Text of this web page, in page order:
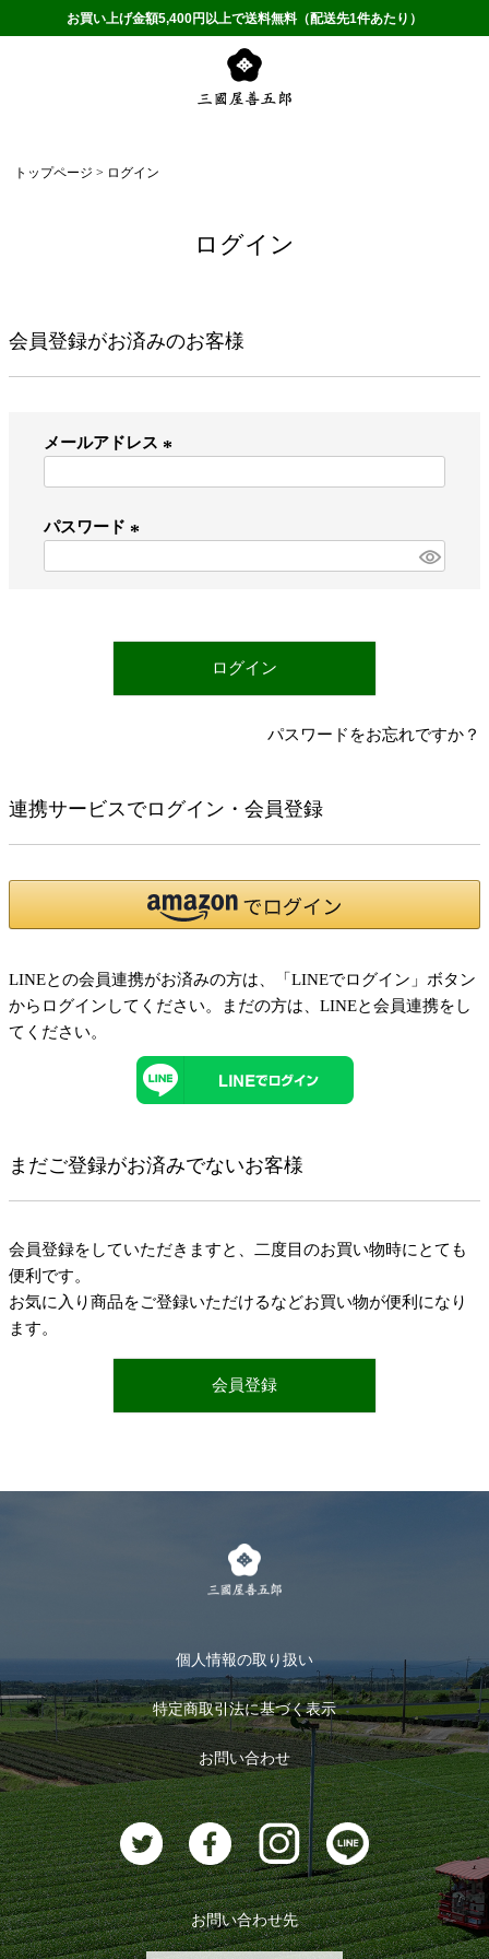
お買い上げ金額5,400円以上で送料無料（配送先1件あたり）
トップページ ログイン
ログイン
会員登録がお済みのお客様
メールアドレス
パスワード
)
ログイン
パスワードをお忘れですか？
連携サービスでログイン・会員登録
LINEとの会員連携がお済みの方は、「LINEでログイン」ボタン
からログインしてください。まだの方は、 LINEと会員連携をし
てください。
まだご登録がお済みでないお客様
会員登録をしていただきますと、二度目のお買い物時にとても
便利です。
お気に入り商品をご登録いただけるなどお買い物が便利になり
ます。
会員登録
個人情報の取り扱い
特定商取引法に基づく表示
お問い合わせ
お問い合わせ先